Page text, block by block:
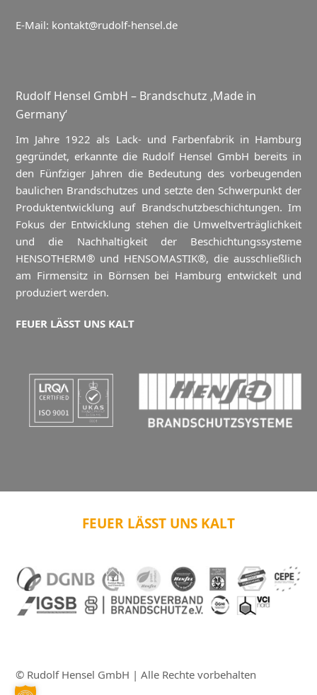
E-Mail: kontakt@rudolf-hensel.de
Rudolf Hensel GmbH – Brandschutz ‚Made in
Germany‘
Im Jahre 1922 als Lack- und Farbenfabrik in Hamburg
gegründet, erkannte die Rudolf Hensel GmbH bereits in
den Fünfziger Jahren die Bedeutung des vorbeugenden
baulichen Brandschutzes und setzte den Schwerpunkt der
Produktentwicklung auf Brandschutzbeschichtungen. Im
Fokus der Entwicklung stehen die Umweltverträglichkeit
und die Nachhaltigkeit der Beschichtungssysteme
HENSOTHERM® und HENSOMASTIK®, die ausschließlich
am Firmensitz in Börnsen bei Hamburg entwickelt und
produziert werden.
FEUER LÄSST UNS KALT
FEUER LÄSST UNS KALT
© Rudolf Hensel GmbH | Alle Rechte vorbehalten